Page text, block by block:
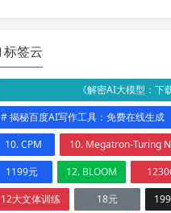
标签云
《解密AI大模型：下
# 揭秘百度AI写作工具：免费在线生成
10. CPM
10. Megatron-Turing
1199元
12. BLOOM
12大文体训练
18元